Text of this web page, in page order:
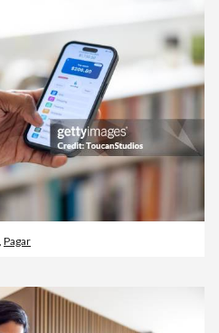
Pagar